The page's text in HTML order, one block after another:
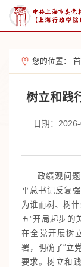
您的位置：
树立和践
日期：
政绩观问
平总书记反复
为谁而树、树
五”开局起步的
在全党开展树
署，明确了“立
要求。树立和